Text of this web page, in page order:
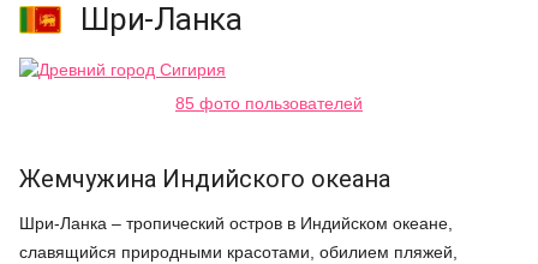
Шри-Ланка
85 фото пользователей
Жемчужина Индийского океана
Шри-Ланка – тропический остров в Индийском океане,
славящийся природными красотами, обилием пляжей,